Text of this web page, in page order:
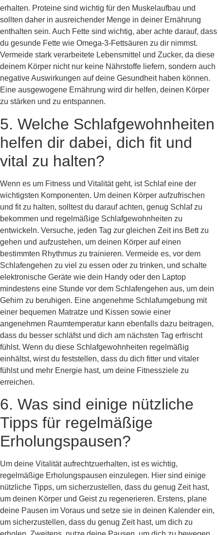
erhalten. Proteine sind wichtig für den Muskelaufbau und
sollten daher in ausreichender Menge in deiner Ernährung
enthalten sein. Auch Fette sind wichtig, aber achte darauf, dass
du gesunde Fette wie Omega-3-Fettsäuren zu dir nimmst.
Vermeide stark verarbeitete Lebensmittel und Zucker, da diese
deinem Körper nicht nur keine Nährstoffe liefern, sondern auch
negative Auswirkungen auf deine Gesundheit haben können.
Eine ausgewogene Ernährung wird dir helfen, deinen Körper
zu stärken und zu entspannen.
5. Welche Schlafgewohnheiten
helfen dir dabei, dich fit und
vital zu halten?
Wenn es um Fitness und Vitalität geht, ist Schlaf eine der
wichtigsten Komponenten. Um deinen Körper aufzufrischen
und fit zu halten, solltest du darauf achten, genug Schlaf zu
bekommen und regelmäßige Schlafgewohnheiten zu
entwickeln. Versuche, jeden Tag zur gleichen Zeit ins Bett zu
gehen und aufzustehen, um deinen Körper auf einen
bestimmten Rhythmus zu trainieren. Vermeide es, vor dem
Schlafengehen zu viel zu essen oder zu trinken, und schalte
elektronische Geräte wie dein Handy oder den Laptop
mindestens eine Stunde vor dem Schlafengehen aus, um dein
Gehirn zu beruhigen. Eine angenehme Schlafumgebung mit
einer bequemen Matratze und Kissen sowie einer
angenehmen Raumtemperatur kann ebenfalls dazu beitragen,
dass du besser schläfst und dich am nächsten Tag erfrischt
fühlst. Wenn du diese Schlafgewohnheiten regelmäßig
einhältst, wirst du feststellen, dass du dich fitter und vitaler
fühlst und mehr Energie hast, um deine Fitnessziele zu
erreichen.
6. Was sind einige nützliche
Tipps für regelmäßige
Erholungspausen?
Um deine Vitalität aufrechtzuerhalten, ist es wichtig,
regelmäßige Erholungspausen einzulegen. Hier sind einige
nützliche Tipps, um sicherzustellen, dass du genug Zeit hast,
um deinen Körper und Geist zu regenerieren. Erstens, plane
deine Pausen im Voraus und setze sie in deinen Kalender ein,
um sicherzustellen, dass du genug Zeit hast, um dich zu